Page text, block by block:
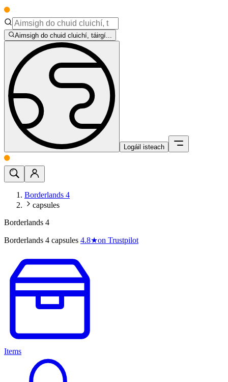
Aimsigh do chuid cluichí, táirgí...
Logáil isteach
Borderlands 4
capsules
Borderlands 4
Borderlands 4 capsules 4.8★on Trustpilot
Items